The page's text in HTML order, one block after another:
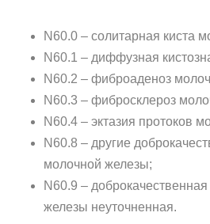
N60.0 – солитарная киста
N60.1 – диффузная
N60.2 – фиброаденоз
N60.3 – фибросклероз
N60.4 – эктазия протоков
N60.8 – другие
молочной железы;
N60.9 –
железы неуточненная.